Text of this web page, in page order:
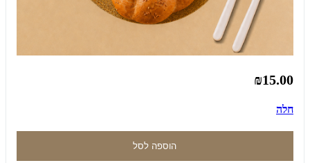
₪15.00
חלה
הוספה לסל